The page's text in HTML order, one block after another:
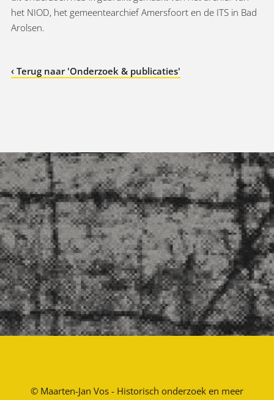
het NIOD, het gemeentearchief Amersfoort en de ITS in Bad
Arolsen.
‹ Terug naar 'Onderzoek & publicaties'
© Maarten-Jan Vos - Historisch onderzoek en meer